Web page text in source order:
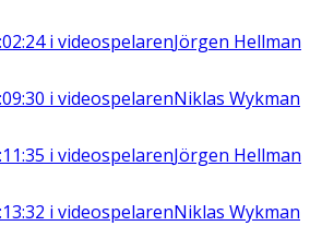
i videospelarenJörgen Hellman
i videospelarenNiklas Wykman
i videospelarenJörgen Hellman
i videospelarenNiklas Wykman